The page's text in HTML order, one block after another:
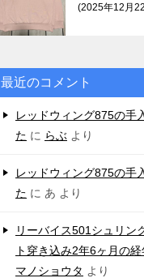
2025年12月
最近のコメント
レッドウィング875の手
た に らぶ より
レッドウィング875の手
た に あ より
リーバイス501シュリン
ト穿き込み2年6ヶ月の
マノショウタ より